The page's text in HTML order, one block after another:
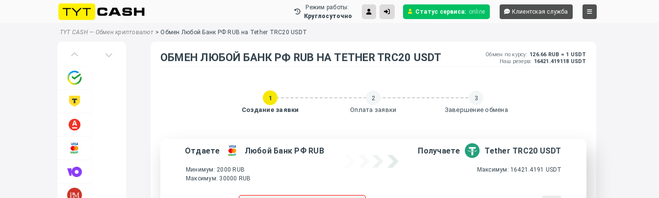
Режим работы:
Круглосуточно
Статус сервиса: online Клиентская служба
TYT CASH — Обмен криптовалют > Обмен Любой Банк РФ RUB на Tether TRC20 USDT
ОБМЕН ЛЮБОЙ БАНК РФ RUB НА TETHER TRC20 USDT Обмен по курсу: 126.66 RUB = 1 USDT
Наш резерв: 16421.419118 USDT
1
Создание заявки
2
Оплата заявки
3
Завершение обмена
Отдаете Любой Банк РФ RUB Получаете Tether TRC20 USDT
Минимум: 2000 RUB
Максимум: 30000 RUB
Максимум: 16421.4191 USDT